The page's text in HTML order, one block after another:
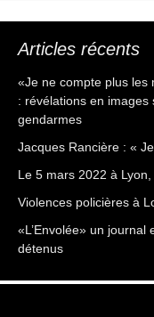
Articles récents
«Je ne compte plus les
: révélations en
gendarmes
Jacques Rancière : «
Le 5 mars 2022 à
Violences policières à
«L’Envolée» un
détenus